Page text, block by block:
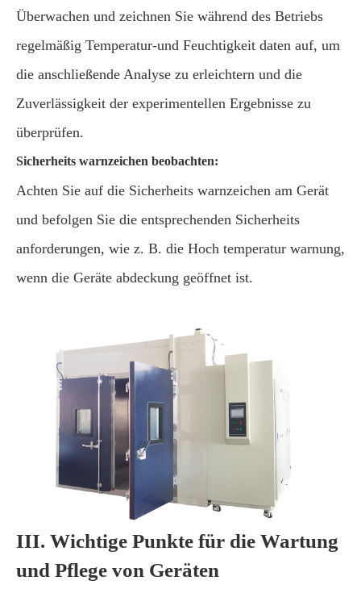
Überwachen und zeichnen Sie während des Betriebs
regelmäßig Temperatur-und Feuchtigkeit daten auf, um
die anschließende Analyse zu erleichtern und die
Zuverlässigkeit der experimentellen Ergebnisse zu
überprüfen.
Sicherheits warnzeichen beobachten:
Achten Sie auf die Sicherheits warnzeichen am Gerät
und befolgen Sie die entsprechenden Sicherheits
anforderungen, wie z. B. die Hoch temperatur warnung,
wenn die Geräte abdeckung geöffnet ist.
III. Wichtige Punkte für die Wartung
und Pflege von Geräten